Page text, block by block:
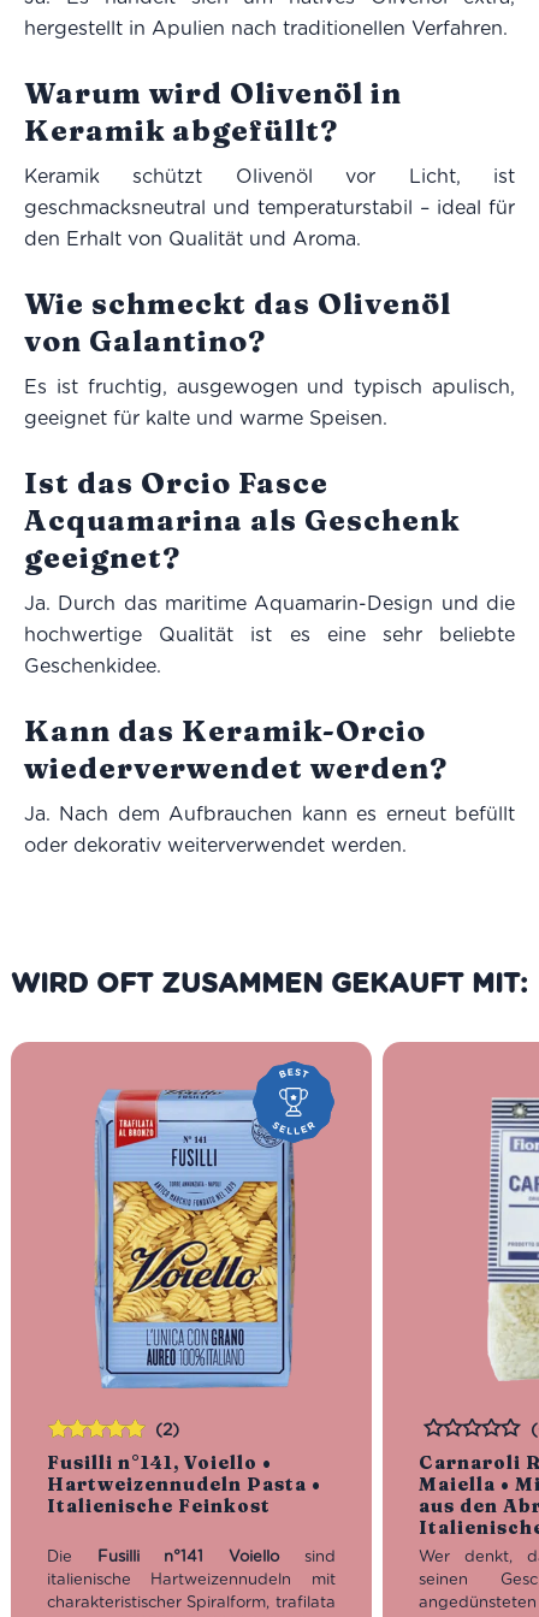
hergestellt in Apulien nach traditionellen Verfahren.
Warum wird Olivenöl in
Keramik abgefüllt?
Keramik schützt Olivenöl vor Licht, ist
geschmacksneutral und temperaturstabil – ideal für
den Erhalt von Qualität und Aroma.
Wie schmeckt das Olivenöl
von Galantino?
Es ist fruchtig, ausgewogen und typisch apulisch,
geeignet für kalte und warme Speisen.
Ist das Orcio Fasce
Acquamarina als Geschenk
geeignet?
Ja. Durch das maritime Aquamarin-Design und die
hochwertige Qualität ist es eine sehr beliebte
Geschenkidee.
Kann das Keramik-Orcio
wiederverwendet werden?
Ja. Nach dem Aufbrauchen kann es erneut befüllt
oder dekorativ weiterverwendet werden.
WIRD OFT ZUSAMMEN GEKAUFT MIT:
Fusilli n°141, Voiello •
Hartweizennudeln Pasta •
Italienische Feinkost
(2)
Die Fusilli n°141 Voiellosind
italienische Hartweizennudeln mit
charakteristischer Spiralform, trafilata
Bewertet
mit5.00 von
5
Carnaroli
Maiella •
aus den
Bewertet
Wer denkt,
seinen